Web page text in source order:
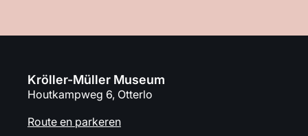
Kröller-Müller Museum
Houtkampweg 6, Otterlo
Route en parkeren